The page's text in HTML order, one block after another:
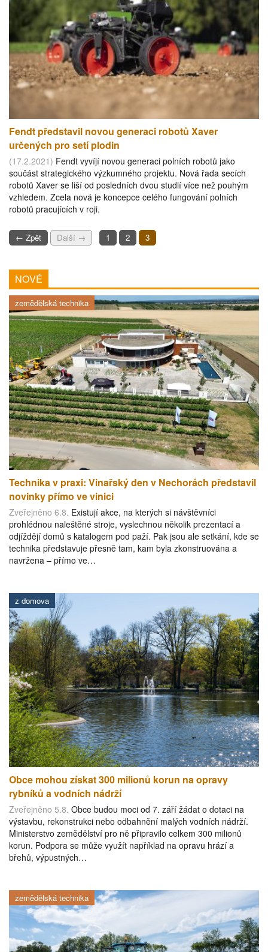
Fendt představil novou generaci robotů Xaver
určených pro setí plodin
(17.2.2021) Fendt vyvíjí novou generaci polních robotů jako
součást strategického výzkumného projektu. Nová řada secích
robotů Xaver se liší od posledních dvou studií více než pouhým
vzhledem. Zcela nová je koncepce celého fungování polních
robotů pracujících v roji.
← Zpět Další → 1 2 3
NOVÉ
zemědělská technika
Technika v praxi: Vinařský den v Nechorách představil
novinky přímo ve vinici
Zveřejněno 6.8. Existují akce, na kterých si návštěvníci
prohlédnou naleštěné stroje, vyslechnou několik prezentací a
odjíždějí domů s katalogem pod paží. Pak jsou ale setkání, kde se
technika představuje přesně tam, kam byla zkonstruována a
navržena – přímo ve…
z domova
Obce mohou získat 300 milionů korun na opravy
rybníků a vodních nádrží
Zveřejněno 5.8. Obce budou moci od 7. září žádat o dotaci na
výstavbu, rekonstrukci nebo odbahnění malých vodních nádrží.
Ministerstvo zemědělství pro ně připravilo celkem 300 milionů
korun. Podpora se může využít například na opravu hrází a
břehů, výpustných…
zemědělská technika